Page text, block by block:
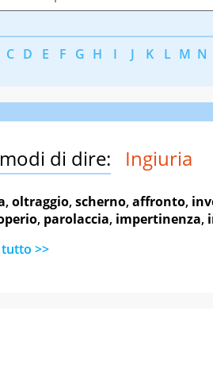
C D E F G H I J K L M N
di dire: Ingiuria
,oltraggio,scherno,affronto,
, parolaccia, impertinenza,
tutto >>